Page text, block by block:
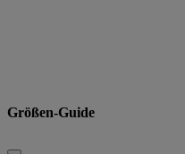
Größen-Guide